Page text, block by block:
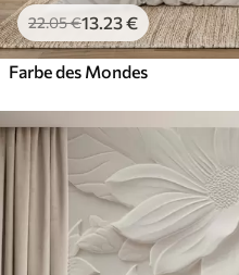
22.05€13 .23€
Farbe des Mondes